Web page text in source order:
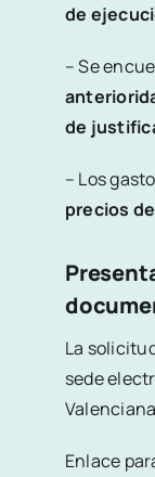
de
– Se
de
– Los
precios
La
sede
Enlace